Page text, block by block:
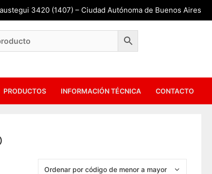
3420 (1407) – Ciudad Autónoma de Buenos Aires
PRODUCTOS INFORMACIÓN TÉCNICA CONTACTO